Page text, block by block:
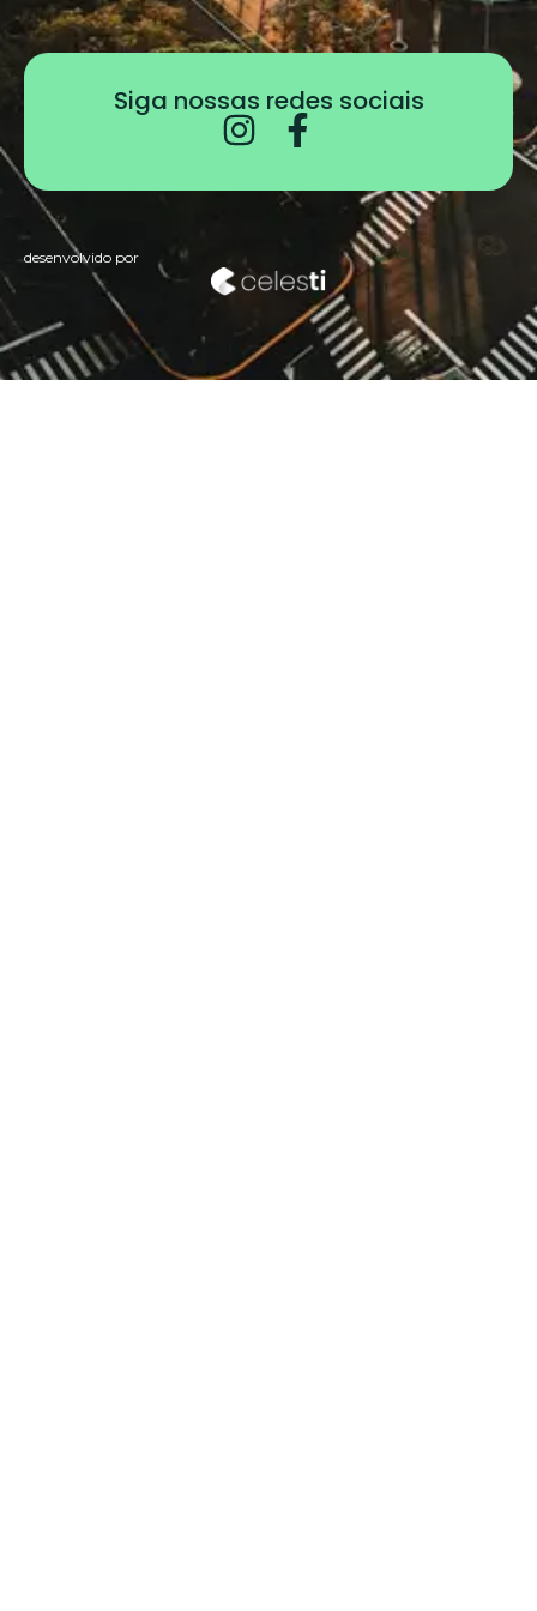
Siga nossas redes sociais
desenvolvido por